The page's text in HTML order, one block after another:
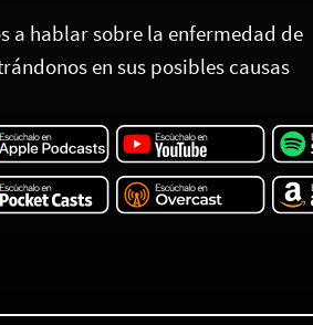
a hablar sobre la enfermedad de
en sus posibles causas